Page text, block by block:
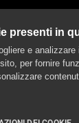
di
presenti in
e analizzare
per fornire